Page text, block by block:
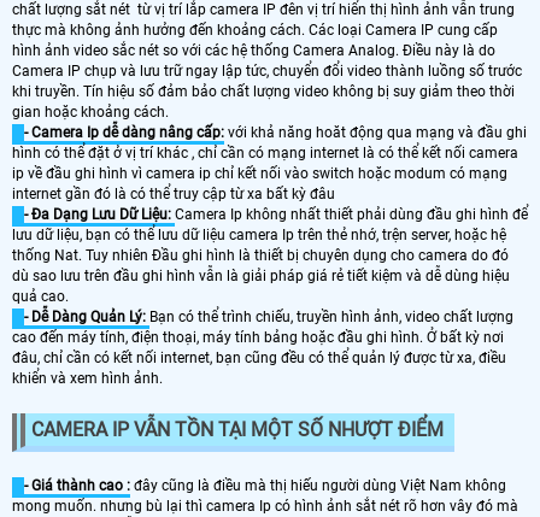
chất lượng sắt nét từ vị trí lắp camera IP đên vị trí hiển thị hình ảnh vẫn trung
thực mà không ảnh hưởng đến khoảng cách. Các loại Camera IP cung cấp
hình ảnh video sắc nét so với các hệ thống Camera Analog. Điều này là do
Camera IP chụp và lưu trữ ngay lập tức, chuyển đổi video thành luồng số trước
khi truyền. Tín hiệu số đảm bảo chất lượng video không bị suy giảm theo thời
gian hoặc khoảng cách.
- Camera Ip dễ dàng nâng cấp: với khả năng hoăt động qua mạng và đầu ghi
hình có thể đặt ở vị trí khác , chỉ cần có mạng internet là có thể kết nối camera
ip về đầu ghi hình vì camera ip chỉ kết nối vào switch hoặc modum có mạng
internet gần đó là có thể truy cập từ xa bất kỳ đâu
- Đa Dạng Lưu Dữ Liệu: Camera Ip không nhất thiết phải dùng đầu ghi hình để
lưu dữ liệu, bạn có thể lưu dữ liệu camera Ip trên thẻ nhớ, trện server, hoặc hệ
thống Nat. Tuy nhiên Đầu ghi hình là thiết bị chuyên dụng cho camera do đó
dù sao lưu trên đầu ghi hình vẫn là giải pháp giá rẻ tiết kiệm và dễ dùng hiệu
quả cao.
- Dễ Dàng Quản Lý: Bạn có thể trình chiếu, truyền hình ảnh, video chất lượng
cao đến máy tính, điện thoại, máy tính bảng hoặc đầu ghi hình. Ở bất kỳ nơi
đâu, chỉ cần có kết nối internet, bạn cũng đều có thể quản lý được từ xa, điều
khiển và xem hình ảnh.
CAMERA IP VẪN TỒN TẠI MỘT SỐ NHƯỢT ĐIỂM
- Giá thành cao : đây cũng là điều mà thị hiếu người dùng Việt Nam không
mong muốn. nhưng bù lại thì camera Ip có hình ảnh sắt nét rõ hơn vây đó mà